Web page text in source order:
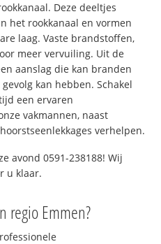
Deze deeltjes
het rookkanaal en vormen
laag. Vaste brandstoffen,
meer vervuiling. Uit de
aanslag die kan branden
kan hebben. Schakel
een ervaren
vakmannen, naast
verhelpen.
avond 0591-238188! Wij
u klaar.
regio Emmen?